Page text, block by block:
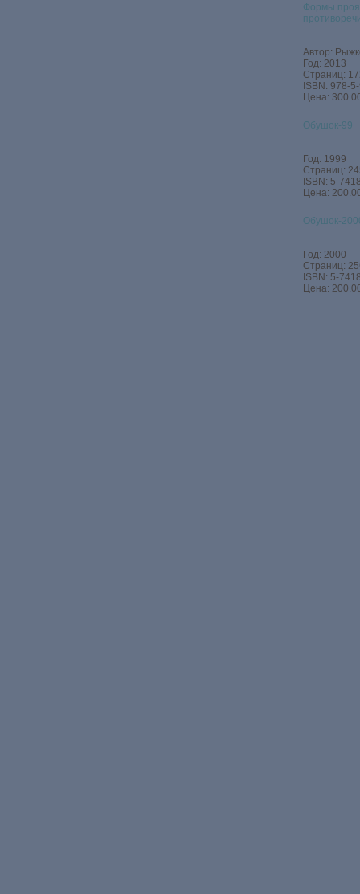
Формы
Автор:
Год: 2013
Страниц:
ISBN: 978-
Цена:
Обушок-99
Год: 1999
Страниц:
ISBN: 5-
Цена:
Обушок-
Год: 2000
Страниц:
ISBN: 5-
Цена: